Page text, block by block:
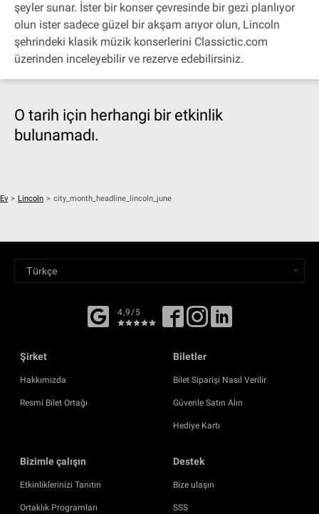
şeyler sunar. İster bir konser çevresinde bir gezi planlıyor
olun ister sadece güzel bir akşam arıyor olun, Lincoln
şehrindeki klasik müzik konserlerini Classictic.com
üzerinden inceleyebilir ve rezerve edebilirsiniz.
O tarih için herhangi bir etkinlik
bulunamadı.
Ev > Lincoln > city_month_headline_lincoln_june
4,9/5
Şirket
Hakkımızda
Resmi Bilet Ortağı
Biletler
Bilet Siparişi Nasıl Verilir
Güvenle Satın Alın
Hediye Kartı
Bizimle çalışın
Etkinliklerinizi Tanıtın
Ortaklık Programları
Destek
Bize ulaşın
SSS